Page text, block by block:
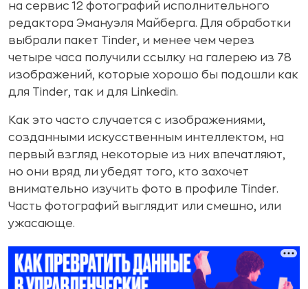
на сервис 12 фотографий исполнительного
редактора Эмануэля Майберга. Для обработки
выбрали пакет Tinder, и менее чем через
четыре часа получили ссылку на галерею из 78
изображений, которые хорошо бы подошли как
для Tinder, так и для Linkedin.
Как это часто случается с изображениями,
созданными искусственным интеллектом, на
первый взгляд некоторые из них впечатляют,
но они вряд ли убедят того, кто захочет
внимательно изучить фото в профиле Tinder.
Часть фотографий выглядит или смешно, или
ужасающе.